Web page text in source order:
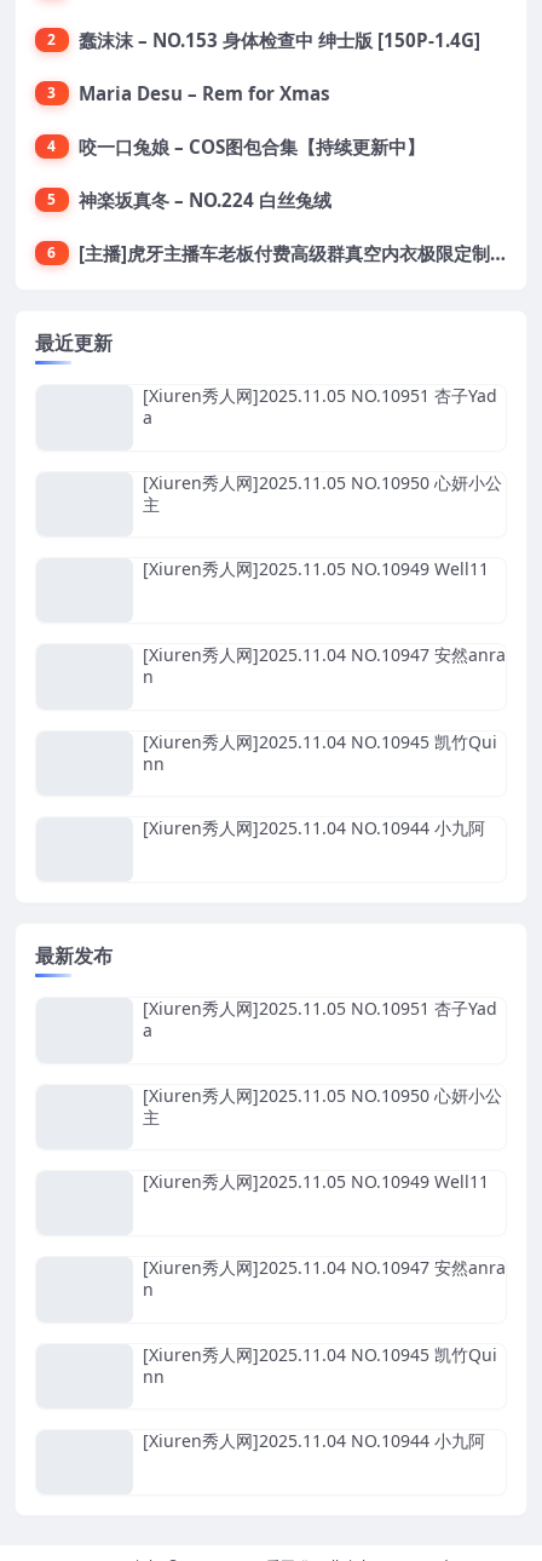
2 蠢沫沫 – NO.153 身体检查中 绅士版 [150P-1.4G]
3 Maria Desu – Rem for Xmas
4 咬一口兔娘 – COS图包合集【持续更新中】
5 神楽坂真冬 – NO.224 白丝兔绒
6 [主播]虎牙主播车老板付费高级群真空内衣极限定制8分19
最近更新
[Xiuren秀人网]2025.11.05 NO.10951 杏子Yad
a
[Xiuren秀人网]2025.11.05 NO.10950 心妍小公
主
[Xiuren秀人网]2025.11.05 NO.10949 Well11
[Xiuren秀人网]2025.11.04 NO.10947 安然anra
n
[Xiuren秀人网]2025.11.04 NO.10945 凯竹Qui
nn
[Xiuren秀人网]2025.11.04 NO.10944 小九阿
最新发布
[Xiuren秀人网]2025.11.05 NO.10951 杏子Yad
a
[Xiuren秀人网]2025.11.05 NO.10950 心妍小公
主
[Xiuren秀人网]2025.11.05 NO.10949 Well11
[Xiuren秀人网]2025.11.04 NO.10947 安然anra
n
[Xiuren秀人网]2025.11.04 NO.10945 凯竹Qui
nn
[Xiuren秀人网]2025.11.04 NO.10944 小九阿